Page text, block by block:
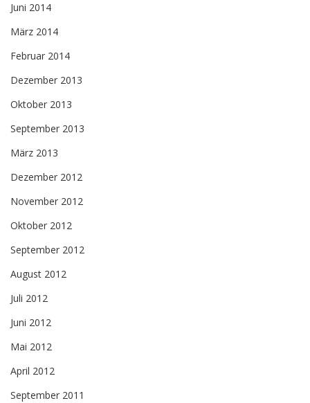
Juni 2014
März 2014
Februar 2014
Dezember 2013
Oktober 2013
September 2013
März 2013
Dezember 2012
November 2012
Oktober 2012
September 2012
August 2012
Juli 2012
Juni 2012
Mai 2012
April 2012
September 2011